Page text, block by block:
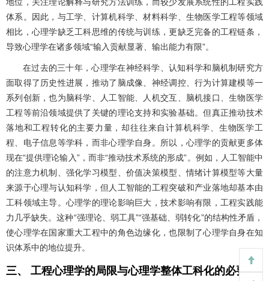
地位，关注理论解释与研究方法训练，而较少发展系统性的工程实践
体系。因此，与工学、计算机科学、材料科学、生物医学工程等领域
相比，心理学缺乏工科思维的传统与训练，更缺乏完备的工程链条，
导致心理学在诸多领域“输入贡献显著、输出能力有限”。
在过去的三十年，心理学在神经科学、认知科学和脑机制研究方
面取得了历史性进展，推动了脑成像、神经调控、行为计算建模等一
系列创新，也为脑科学、人工智能、人机交互、脑机接口、生物医学
工程等前沿领域提供了关键的理论支持和实验基础。但真正推动技术
落地和工程转化的主要力量，却往往来自计算机科学、生物医学工
程、电子信息等学科，而非心理学自身。所以，心理学的贡献更多体
现在“提供理论输入”，而非“推动技术系统的形成”。例如，人工智能中
的注意力机制、强化学习模型、价值决策模型、情绪计算模型等大量
来源于心理与认知科学，但人工智能的工程突破和产业落地却基本由
工科领域主导。心理学的理论影响巨大，技术影响有限，工程实践能
力几乎缺失。这种“强理论、弱工具”“强基础、弱转化”的结构性矛盾，
使心理学在国家重大工程中的角色边缘化，也限制了心理学自身在知
识体系中的地位提升。
三、 工程心理学的局限与心理学整体工科化的必要性